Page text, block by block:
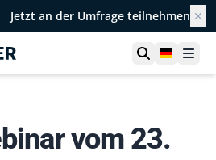
Jetzt an der Umfrage teilnehmen ✕
Suche
vom 23.